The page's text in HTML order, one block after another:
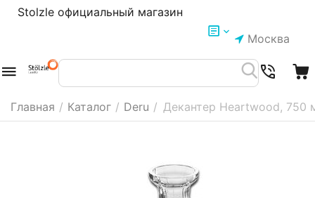
Stolzle официальный магазин
Москва
Главная / Каталог / Deru / Декантер Heartwood, 750